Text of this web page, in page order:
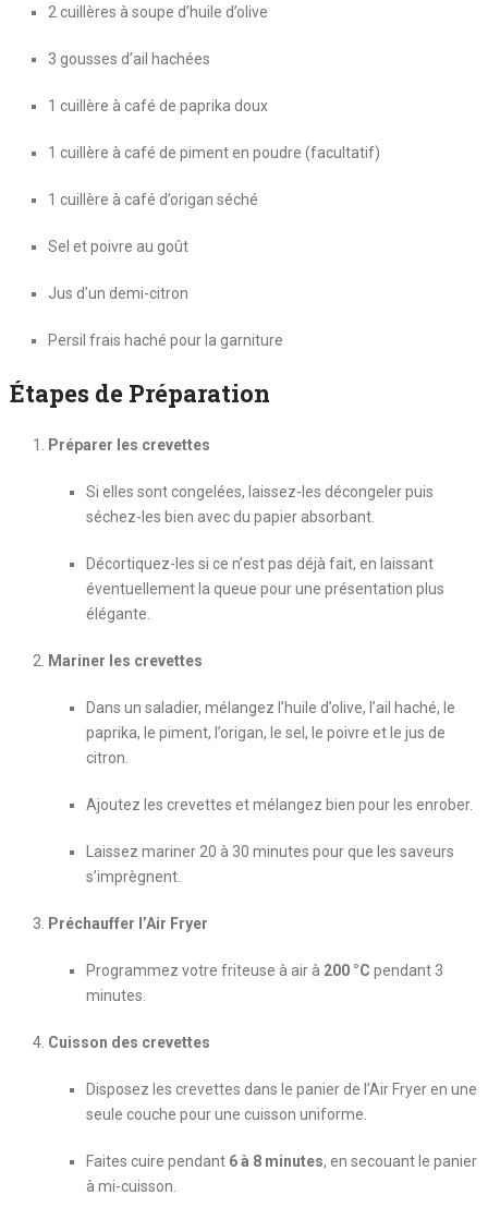
2 cuillères à soupe d’huile d’olive
3 gousses d’ail hachées
1 cuillère à café de paprika doux
1 cuillère à café de piment en poudre (facultatif)
1 cuillère à café d’origan séché
Sel et poivre au goût
Jus d’un demi-citron
Persil frais haché pour la garniture
Étapes de Préparation
Préparer les crevettes
Si elles sont congelées, laissez-les décongeler puis
séchez-les bien avec du papier absorbant.
Décortiquez-les si ce n’est pas déjà fait, en laissant
éventuellement la queue pour une présentation plus
élégante.
Mariner les crevettes
Dans un saladier, mélangez l’huile d’olive, l’ail haché, le
paprika, le piment, l’origan, le sel, le poivre et le jus de
citron.
Ajoutez les crevettes et mélangez bien pour les enrober.
Laissez mariner 20 à 30 minutes pour que les saveurs
s’imprègnent.
Préchauffer l’Air Fryer
Programmez votre friteuse à air à 200 °C pendant 3
minutes.
Cuisson des crevettes
Disposez les crevettes dans le panier de l’Air Fryer en une
seule couche pour une cuisson uniforme.
Faites cuire pendant 6 à 8 minutes, en secouant le panier
à mi-cuisson.